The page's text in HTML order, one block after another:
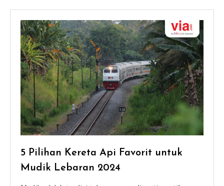
5 Pilihan Kereta Api Favorit untuk
Mudik Lebaran 2024